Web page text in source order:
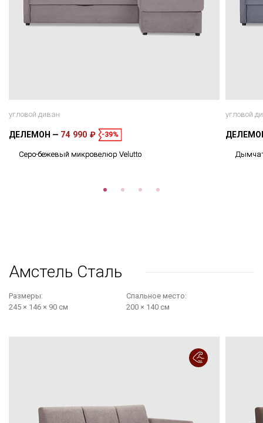
угловой диван
ДЕЛЕМОН 74 990 ₽ -39%
Серо-бежевый микровелюр Velutto
угловой
Амстель Сталь
Размеры:
245 × 146 × 90 см
Cпальное место:
200 × 140 см